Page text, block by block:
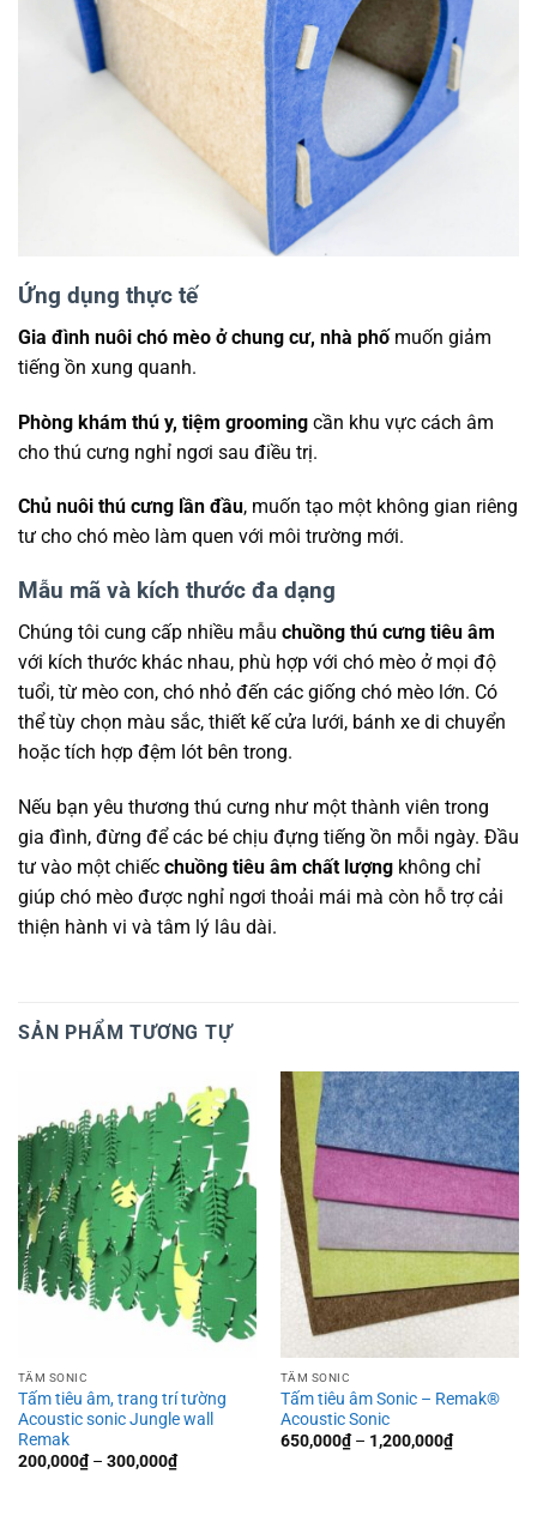
Ứng dụng thực tế
Gia đình nuôi chó mèo ở chung cư, nhà phốmuốn giảm
tiếng ồn xung quanh.
Phòng khám thú y, tiệm grooming cần khu vực cách âm
cho thú cưng nghỉ ngơi sau điều trị.
Chủ nuôi thú cưng lần đầu, muốn tạo một không gian riêng
tư cho chó mèo làm quen với môi trường mới.
Mẫu mã và kích thước đa dạng
Chúng tôi cung cấp nhiều mẫu chuồng thú cưng tiêu âm
với kích thước khác nhau, phù hợp với chó mèo ở mọi độ
tuổi, từ mèo con, chó nhỏ đến các giống chó mèo lớn. Có
thể tùy chọn màu sắc, thiết kế cửa lưới, bánh xe di chuyển
hoặc tích hợp đệm lót bên trong.
Nếu bạn yêu thương thú cưng như một thành viên trong
gia đình, đừng để các bé chịu đựng tiếng ồn mỗi ngày. Đầu
tư vào một chiếc chuồng tiêu âm chất lượng không chỉ
giúp chó mèo được nghỉ ngơi thoải mái mà còn hỗ trợ cải
thiện hành vi và tâm lý lâu dài.
SẢN PHẨM TƯƠNG TỰ
TẤM SONIC
Tấm tiêu âm, trang trí tường
Acoustic sonic Jungle wall
Remak
200,000₫ – 300,000₫Khoảng
giá:
TẤM SONIC
Tấm tiêu âm Sonic – Remak®
Acoustic Sonic
650,000₫ – 1,200,000₫Khoảng
giá: